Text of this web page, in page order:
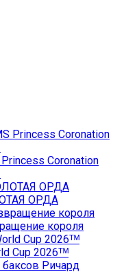
Coronation
ОРДА
короля
Cup 2026ᵀᴹ